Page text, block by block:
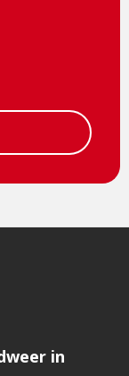
in